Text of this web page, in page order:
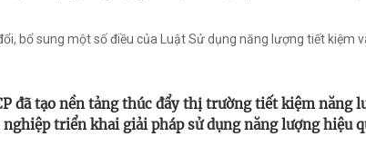
bổ sung một số điều của Luật Sử dụng năng lượng tiết kiệm
đã tạo nền tảng thúc đẩy thị trường tiết kiệm năng
triển khai giải pháp sử dụng năng lượng hiệu